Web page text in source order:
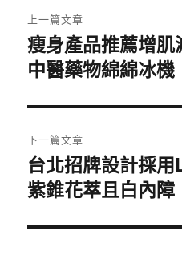
章
導
覽
上一篇文章
上
一
文
章:
瘦身產品推薦增
中醫藥物綿綿冰機
下一篇文章
下
一
文
台北招牌設計採
紫錐花萃且白內障